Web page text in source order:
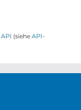
API (siehe API-